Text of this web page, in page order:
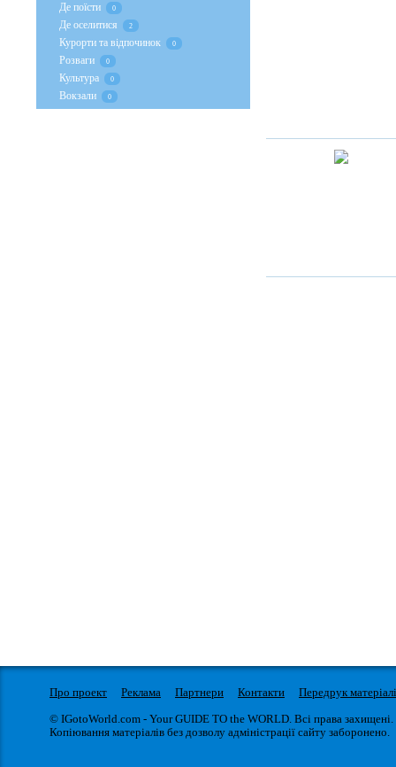
Де поїсти 0
Де оселитися 2
Курорти та відпочинок 0
Розваги 0
Культура 0
Вокзали 0
Про проект Реклама Партнери Контакти
Передрук
© IGotoWorld.com - Your GUIDE TO the WORLD. Всі права захищені.
Копіювання матеріалів без дозволу адміністрації сайту заборонено.